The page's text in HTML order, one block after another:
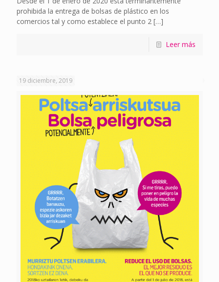
prohibida la entrega de bolsas de plástico en los
comercios tal y como establece el punto 2[…]
Leer más
19 diciembre, 2019